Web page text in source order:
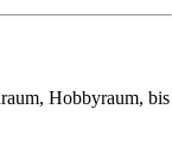
Hobbyraum, bis